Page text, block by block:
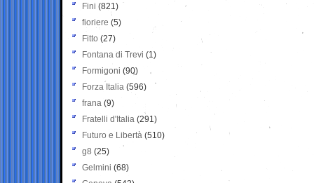
Fini (821)
fioriere (5)
Fitto (27)
Fontana di Trevi (1)
Formigoni (90)
Forza Italia (596)
frana (9)
Fratelli d'Italia (291)
Futuro e Libertà (510)
g8 (25)
Gelmini (68)